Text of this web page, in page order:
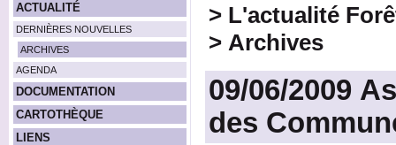
ACTUALITÉ
DERNIÈRES NOUVELLES
ARCHIVES
AGENDA
DOCUMENTATION
CARTOTHÈQUE
LIENS
> L'actualité
> Archives
09/06/2009
des